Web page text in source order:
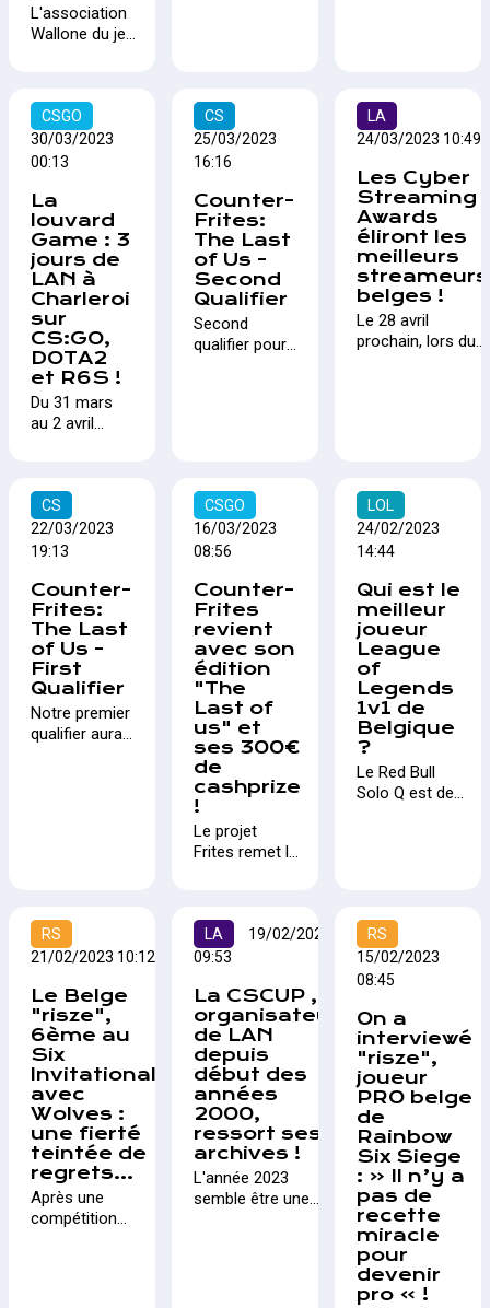
L'association
Wallone du jeu
webinaire sur le
coaching
mental dans
Découvrez les
avantages de
cette méthode
pour améliorer
les
performances
des joueurs.
Ministre de
l'Esport et du
Jeu Vidéo.
CSGO
30/03/2023
00:13
La
louvard
Game : 3
jours de
LAN à
Charleroi
sur
CS:GO,
DOTA2
et R6S !
Du 31 mars
au 2 avril
ses valises
dans le Dôme
de Charleroi
jours d’Esport
intensif sur
les jeux :
"Counter-
Strike : Global
Offensive",
"DOTA 2" et
"Rainbow Six :
à partir de
10h00 sur sa
chaîne Twitch
et castée par
l’inimitable
streamer
Benjamin
"Sixquatre"
Leray.
CS
25/03/2023
16:16
Counter-
Frites:
The Last
of Us -
Second
Qualifier
Second
qualifier pour
LA
24/03/2023 10:49
Les Cyber
Streaming
Awards
éliront les
meilleurs
streameurs
belges !
Le 28 avril
prochain, lors du
initiative
regroupant
plusieurs entités
issues du gaming
belge et visant à
élire les meilleurs
streameurs du
moment dans
plusieurs
catégories !
CS
22/03/2023
19:13
Counter-
Frites:
The Last
of Us -
First
Qualifier
​​​​​​​Notre premier
qualifier aura
sont les
Xarilis, TBA
Benelux et
se sont
qualifié.
CSGO
16/03/2023
08:56
Counter-
Frites
revient
avec son
édition
"The
Last of
us" et
ses 300€
de
cashprize
!
Le projet
Frites remet le
Rocket Frites,
1 édition
édition
Trackmania, le
consortium
débarque avec
sa seconde
édition de
Counter Frites
: "The Last of
US". Pas
moins de 300€
de cashprize
LOL
24/02/2023
14:44
Qui est le
meilleur
joueur
League
of
Legends
1v1 de
Belgique
?
Le Red Bull
Solo Q est de
pour les
joueurs non
professionnels
recherche un
belge. Les
inscriptions
sont ouvertes
dès à présent !
RS
21/02/2023 10:12
Le Belge
"risze",
6ème au
Six
Invitational
avec
Wolves :
une fierté
teintée de
regrets…
Après une
compétition
LA
19/02/2023
09:53
La CSCUP ,
organisateur
de LAN
depuis
début des
années
2000,
ressort ses
archives !
L'année 2023
semble être une
RS
15/02/2023
08:45
On a
interviewé
"risze",
joueur
PRO belge
de
Rainbow
Six Siege
: « Il n’y a
pas de
recette
miracle
pour
devenir
pro » !